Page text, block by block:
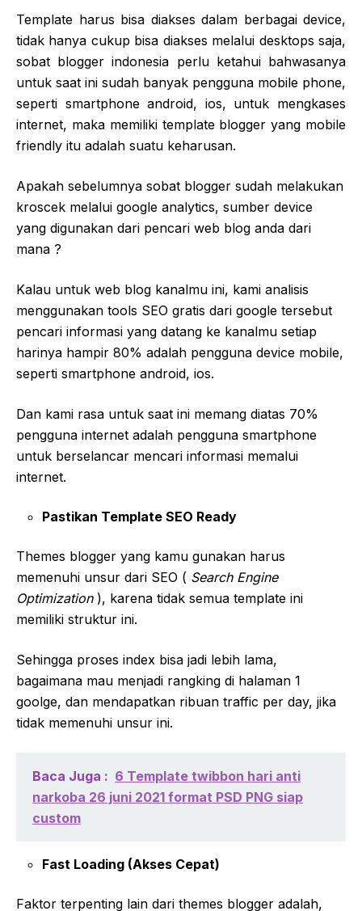
Template harus bisa diakses dalam berbagai device,
tidak hanya cukup bisa diakses melalui desktops saja,
sobat blogger indonesia perlu ketahui bahwasanya
untuk saat ini sudah banyak pengguna mobile phone,
seperti smartphone android, ios, untuk mengkases
internet, maka memiliki template blogger yang mobile
friendly itu adalah suatu keharusan.
Apakah sebelumnya sobat blogger sudah melakukan
kroscek melalui google analytics, sumber device
yang digunakan dari pencari web blog anda dari
mana ?
Kalau untuk web blog kanalmu ini, kami analisis
menggunakan tools SEO gratis dari google tersebut
pencari informasi yang datang ke kanalmu setiap
harinya hampir 80% adalah pengguna device mobile,
seperti smartphone android, ios.
Dan kami rasa untuk saat ini memang diatas 70%
pengguna internet adalah pengguna smartphone
untuk berselancar mencari informasi memalui
internet.
Pastikan Template SEO Ready
Themes blogger yang kamu gunakan harus
memenuhi unsur dari SEO ( Search Engine
Optimization ), karena tidak semua template ini
memiliki struktur ini.
Sehingga proses index bisa jadi lebih lama,
bagaimana mau menjadi rangking di halaman 1
goolge, dan mendapatkan ribuan traffic per day, jika
tidak memenuhi unsur ini.
Baca Juga : 6 Template twibbon hari anti
narkoba 26 juni 2021 format PSD PNG siap
custom
Fast Loading (Akses Cepat)
Faktor terpenting lain dari themes blogger adalah,